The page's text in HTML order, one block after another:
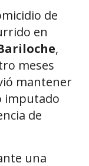
de
en
,
meses
mantener
imputado
de
una